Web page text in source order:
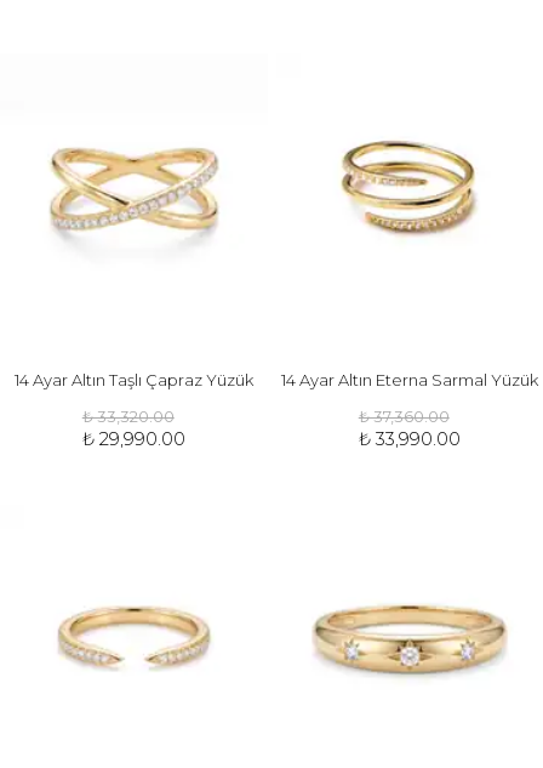
14 Ayar Altın Taşlı Çapraz Yüzük
₺ 33,320.00
₺ 29,990.00
14 Ayar Altın Eterna Sarmal Yüzük
₺ 37,360.00
₺ 33,990.00